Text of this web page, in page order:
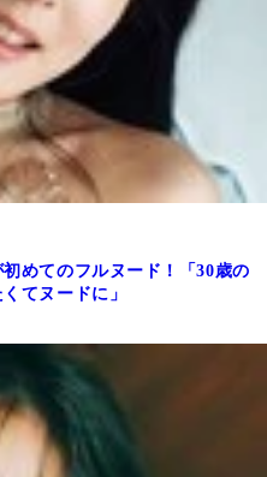
めてのフルヌード！「30歳の
てヌードに」